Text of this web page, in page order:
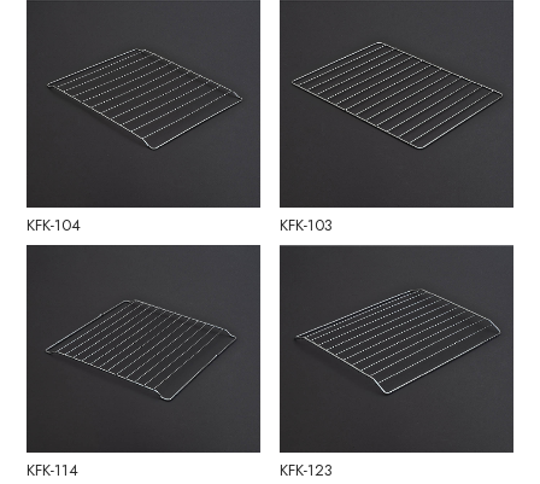
KFK-104 KFK-103
KFK-114 KFK-123